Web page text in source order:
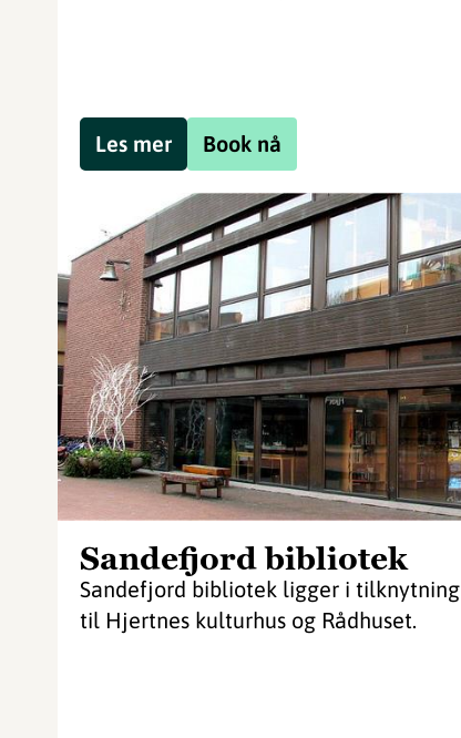
Book nå
Les mer
Sandefjord bibliotek
Sandefjord bibliotek ligger i tilknytning
til Hjertnes kulturhus og Rådhuset.